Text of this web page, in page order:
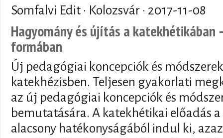
Somfalvi Edit · Kolozsvár · 2017-11-08
Hagyomány és újítás a
formában
Új pedagógiai koncepciók és
katekhézisben. Teljesen gyakorlati
az új pedagógiai koncepciók és
bemutatására. A katekhétikai előadás
alacsony hatékonyságából indul ki,